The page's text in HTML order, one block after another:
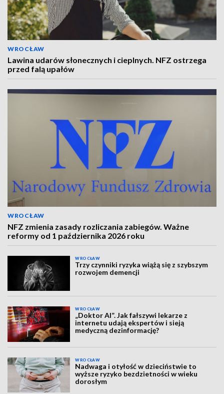
WROCŁAW
Lawina udarów słonecznych i cieplnych. NFZ ostrzega
przed falą upałów
WROCŁAW
NFZ zmienia zasady rozliczania zabiegów. Ważne
reformy od 1 października 2026 roku
WROCŁAW
Trzy czynniki ryzyka wiążą się z szybszym
rozwojem demencji
WROCŁAW
„Doktor AI”. Jak fałszywi lekarze z
internetu udają ekspertów i sieją
medyczną dezinformację?
WROCŁAW
Nadwaga i otyłość w dzieciństwie to
wyższe ryzyko bezdzietności w wieku
dorosłym